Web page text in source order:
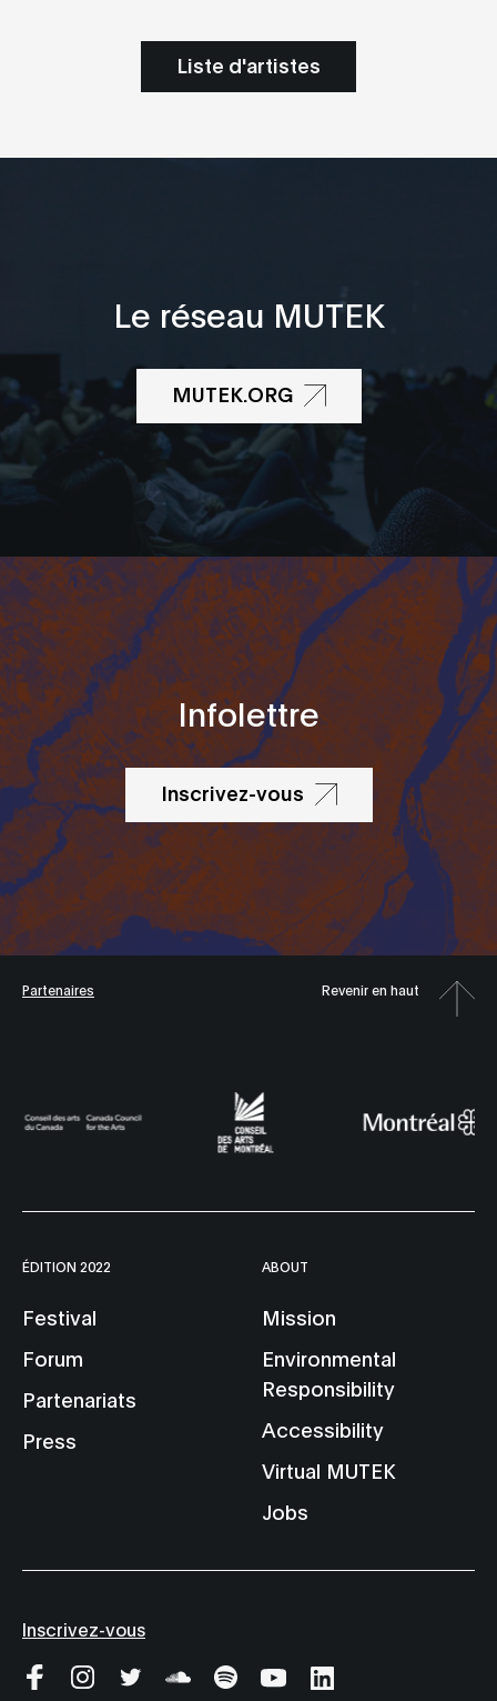
Liste d'artistes
Le réseau MUTEK
MUTEK.ORG
Infolettre
Inscrivez-vous
Partenaires Revenir en haut
ÉDITION 2022
Festival
Forum
Partenariats
Press
ABOUT
Mission
Environmental
Responsibility
Accessibility
Virtual MUTEK
Jobs
Inscrivez-vous